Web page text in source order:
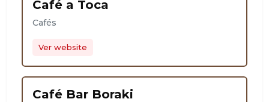
Café a Toca
Cafés
Ver website
Café Bar Boraki